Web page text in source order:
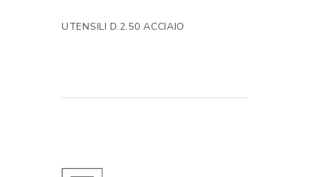
UTENSILI D.2.50 ACCIAIO